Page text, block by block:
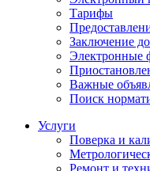
Тарифы
Заключение
Электронные
Важные
Поиск
Услуги
Поверка и
Ремонт и